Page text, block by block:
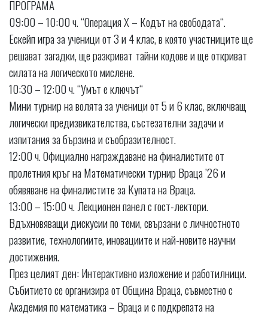
ПРОГРАМА
09:00 – 10:00 ч. “Операция X – Кодът на свободата“.
Ескейп игра за ученици от 3 и 4 клас, в която участниците ще
решават загадки, ще разкриват тайни кодове и ще откриват
силата на логическото мислене.
10:30 – 12:00 ч. “Умът е ключът“
Мини турнир на волята за ученици от 5 и 6 клас, включващ
логически предизвикателства, състезателни задачи и
изпитания за бързина и съобразителност.
12:00 ч. Официалнo награждаване на финалистите от
пролетния кръг на Математически турнир Враца ’26 и
обявяване на финалистите за Купата на Враца.
13:00 – 15:00 ч. Лекционен панел с гост-лектори.
Вдъхновяващи дискусии по теми, свързани с личностното
развитие, технологиите, иновациите и най-новите научни
достижения.
През целият ден: Интерактивно изложение и работилници.
Събитието се организира от Община Враца, съвместно с
Академия по математика – Враца и с подкрепата на